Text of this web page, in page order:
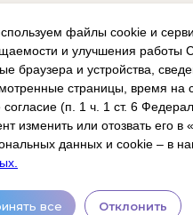
файлы cookie и
и улучшения работы
браузера и устройства,
страницы, время на
согласие (п. 1 ч. 1 ст. 6
изменить или отозвать его
данных и cookie – в
все Отклонить